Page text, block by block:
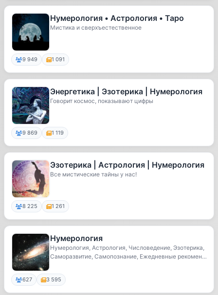
Нумерология • Астрология • Таро
Мистика и сверхъестественное
9 949 1 091
Энергетика | Эзотерика | Нумерология
Говорит космос, показывают цифры
9 869 1 119
Эзотерика | Астрология | Нумерология
Все мистические тайны у нас!
8 225 1 261
Нумерология
Нумерология, Астрология, Числоведение, Эзотерика,
Саморазвитие, Самопознание, Ежедневные рекомен
627 3 595